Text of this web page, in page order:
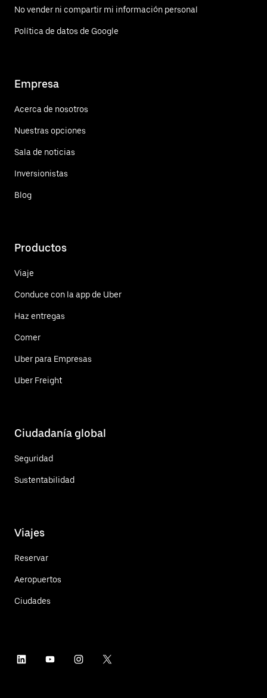
No vender ni compartir mi información personal
Política de datos de Google
Empresa
Acerca de nosotros
Nuestras opciones
Sala de noticias
Inversionistas
Blog
Productos
Viaje
Conduce con la app de Uber
Haz entregas
Comer
Uber para Empresas
Uber Freight
Ciudadanía global
Seguridad
Sustentabilidad
Viajes
Reservar
Aeropuertos
Ciudades